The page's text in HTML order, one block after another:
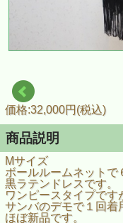
価格:32,000円(税込)
商品説明
Mサイズ
ボールルームネットで
黒ラテンドレスです。
ワンピースタイプです
サンバのデモで１回着
ほぼ新品です。